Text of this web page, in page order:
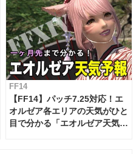
FF14
【FF14】パッチ7.25対応！エ
オルゼア各エリアの天気がひと
目で分かる「エオルゼア天気予